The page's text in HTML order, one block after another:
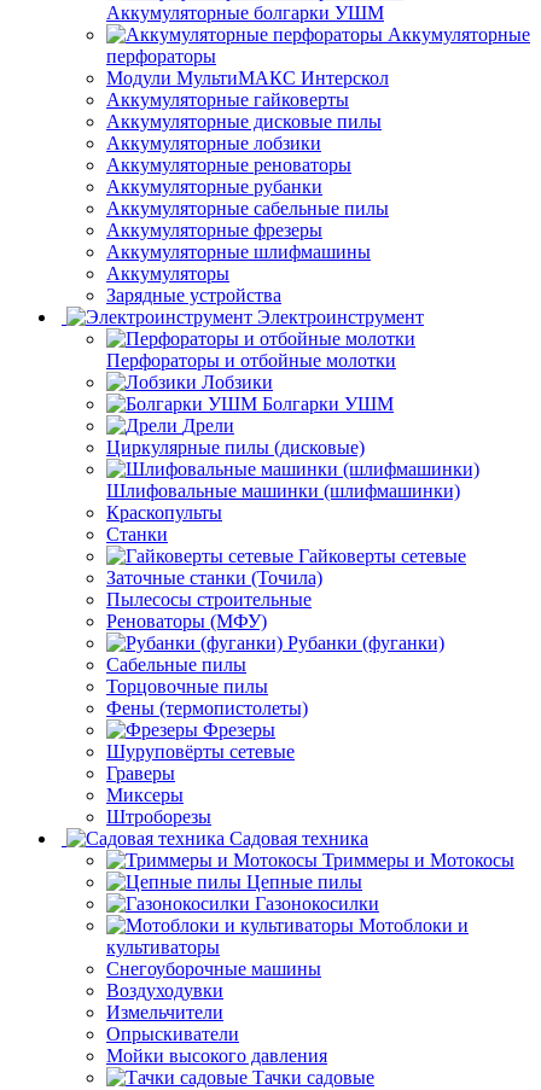
Аккумуляторные болгарки УШМ
Аккумуляторные
перфораторы
Модули МультиМАКС Интерскол
Аккумуляторные гайковерты
Аккумуляторные дисковые пилы
Аккумуляторные лобзики
Аккумуляторные реноваторы
Аккумуляторные рубанки
Аккумуляторные сабельные пилы
Аккумуляторные фрезеры
Аккумуляторные шлифмашины
Аккумуляторы
Зарядные устройства
Электроинструмент
Перфораторы и отбойные молотки
Лобзики
Болгарки УШМ
Дрели
Циркулярные пилы (дисковые)
Шлифовальные машинки (шлифмашинки)
Краскопульты
Станки
Гайковерты сетевые
Заточные станки (Точила)
Пылесосы строительные
Реноваторы (МФУ)
Рубанки (фуганки)
Сабельные пилы
Торцовочные пилы
Фены (термопистолеты)
Фрезеры
Шуруповёрты сетевые
Граверы
Миксеры
Штроборезы
Садовая техника
Триммеры и Мотокосы
Цепные пилы
Газонокосилки
Мотоблоки и
культиваторы
Снегоуборочные машины
Воздуходувки
Измельчители
Опрыскиватели
Мойки высокого давления
Тачки садовые